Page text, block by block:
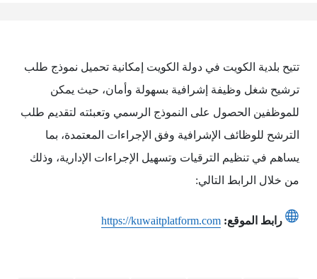
تتيح بلدية الكويت في دولة الكويت إمكانية تحميل نموذج طلب
ترشيح شغل وظيفة إشرافية بسهولة وأمان، حيث يمكن
للموظفين الحصول على النموذج الرسمي وتعبئته لتقديم طلب
الترشح للوظائف الإشرافية وفق الإجراءات المعتمدة، بما
يساهم في تنظيم الترقيات وتسهيل الإجراءات الإدارية، وذلك
من خلال الرابط التالي:
رابط الموقع: https://kuwaitplatform.com